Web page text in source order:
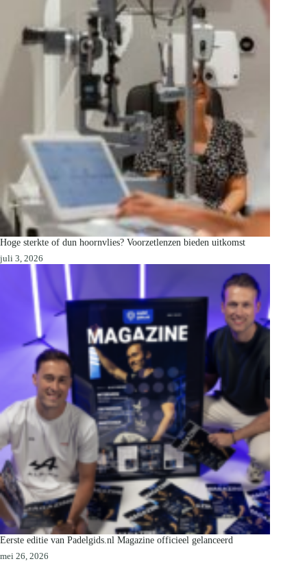
Hoge sterkte of dun hoornvlies? Voorzetlenzen bieden uitkomst
juli 3, 2026
Eerste editie van Padelgids.nl Magazine officieel gelanceerd
mei 26, 2026